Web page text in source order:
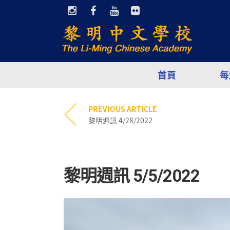
首頁
PREVIOUS ARTICLE
黎明週訊 4/28/2022
黎明週訊 5/5/2022